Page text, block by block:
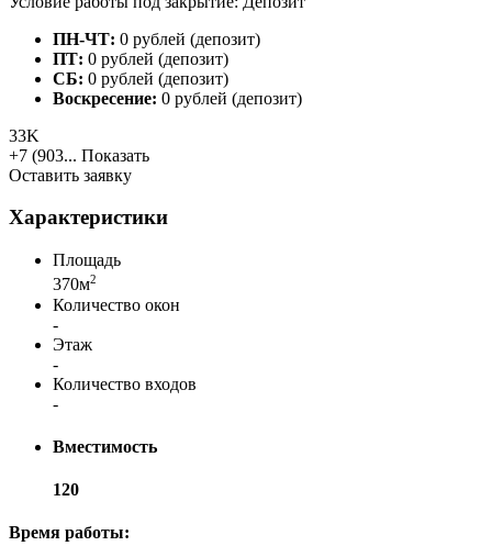
ПН-ЧТ: 0 рублей (депозит)
ПТ: 0 рублей (депозит)
СБ: 0 рублей (депозит)
Воскресение: 0 рублей (депозит)
33K
+7 (903... Показать
Оставить заявку
Характеристики
Площадь
370м2
Количество окон
-
Этаж
-
Количество входов
-
Вместимость
120
Время работы: